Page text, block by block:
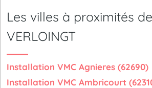
Les villes à proximités
VERLOINGT
Installation VMC Agnieres (62690)
Installation VMC Ambricourt